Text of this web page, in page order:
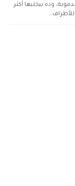
وده بيخليها أكثر